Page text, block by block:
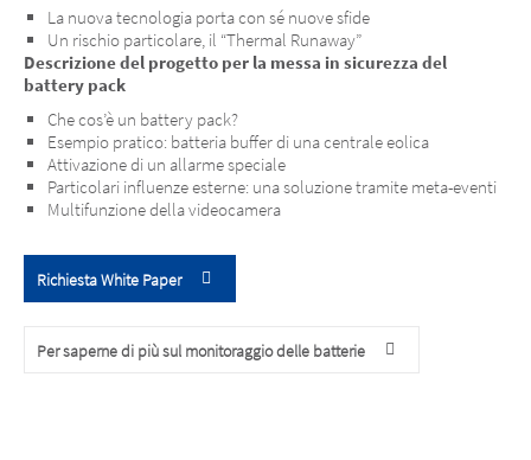
La nuova tecnologia porta con sé nuove sfide
Un rischio particolare, il “Thermal Runaway”
Descrizione del progetto per la messa in sicurezza del
battery pack
Che cos’è un battery pack?
Esempio pratico: batteria buffer di una centrale eolica
Attivazione di un allarme speciale
Particolari influenze esterne: una soluzione tramite meta-eventi
Multifunzione della videocamera
Richiesta White Paper
Per saperne di più sul monitoraggio delle batterie